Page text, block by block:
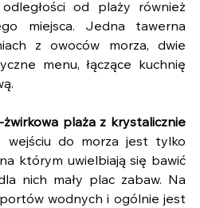
od plaży również
miejsca. Jedna tawerna
z owoców morza, dwie
menu, łączące kuchnię
żwirkowa plaża z krystalicznie
wejściu do morza jest tylko
którym uwielbiają się bawić
nich mały plac zabaw. Na
wodnych i ogólnie jest